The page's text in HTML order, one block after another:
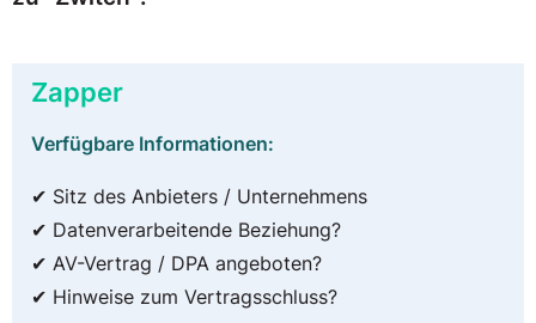
Zapper
Verfügbare Informationen:
✔ Sitz des Anbieters / Unternehmens
✔ Datenverarbeitende Beziehung?
✔ AV-Vertrag / DPA angeboten?
✔ Hinweise zum Vertragsschluss?